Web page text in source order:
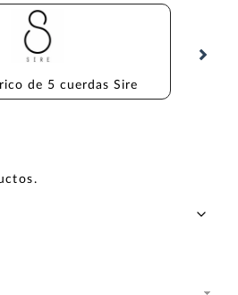
de 5 cuerdas Sire
.